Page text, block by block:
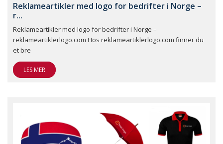
Reklameartikler med logo for bedrifter i Norge –
r...
Reklameartikler med logo for bedrifter i Norge –
reklameartiklerlogo.com Hos reklameartiklerlogo.com finner du
et bre
LES MER